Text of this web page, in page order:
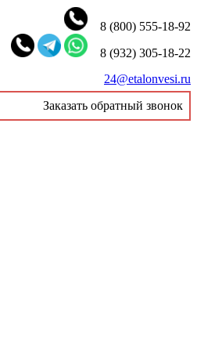
8 (800) 555-18-92
8 (932) 305-18-22
24@etalonvesi.ru
Заказать обратный звонок